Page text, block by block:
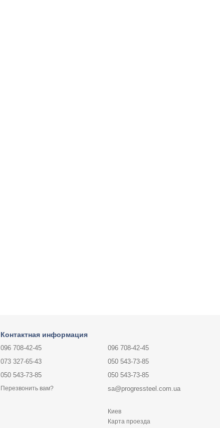
Контактная информация
096 708-42-45
073 327-65-43
050 543-73-85
Перезвонить вам?
096 708-42-45
050 543-73-85
050 543-73-85
sa@progressteel.com.ua
Киев
Карта проезда